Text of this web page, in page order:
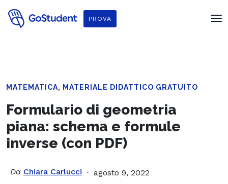
PROVA
MATEMATICA, MATERIALE DIDATTICO GRATUITO
Formulario di geometria
piana: schema e formule
inverse (con PDF)
Da Chiara Carlucci agosto 9, 2022